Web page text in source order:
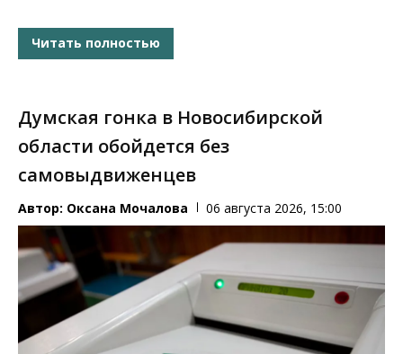
Читать полностью
Думская гонка в Новосибирской
области обойдется без
самовыдвиженцев
Автор: Оксана Мочалова 06 августа 2026, 15:00